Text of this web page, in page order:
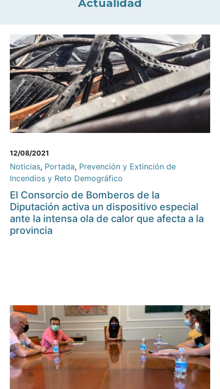
Actualidad
12/08/2021
Noticias, Portada, Prevención y Extinción de
Incendios y Reto Demográfico
El Consorcio de Bomberos de la
Diputación activa un dispositivo especial
ante la intensa ola de calor que afecta a la
provincia